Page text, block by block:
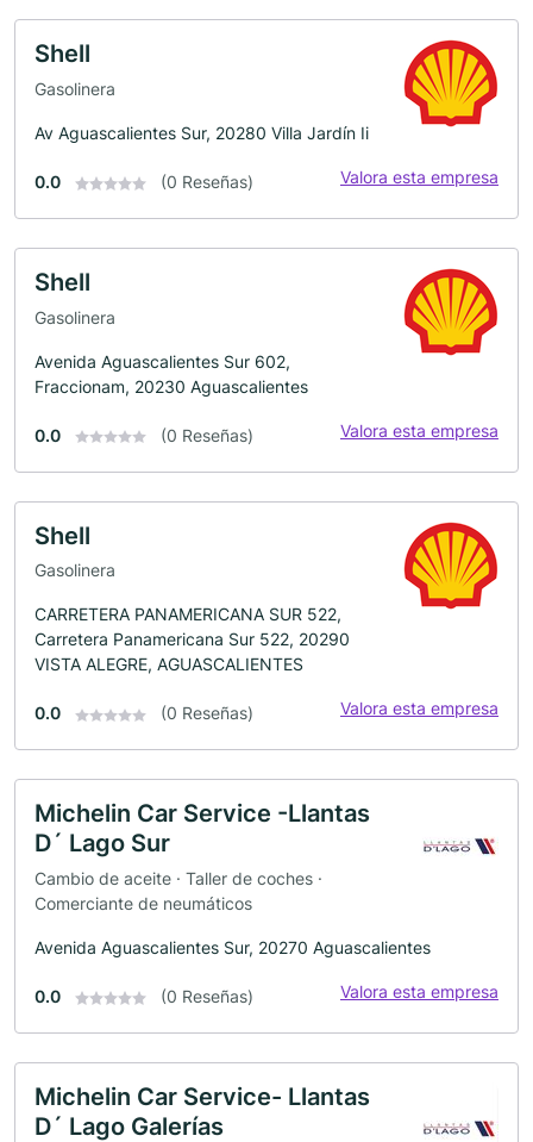
Shell
Gasolinera
Av Aguascalientes Sur, 20280 Villa Jardín Ii
0.0 (0 Reseñas) Valora esta empresa
Shell
Gasolinera
Avenida Aguascalientes Sur 602,
Fraccionam, 20230 Aguascalientes
0.0 (0 Reseñas) Valora esta empresa
Shell
Gasolinera
CARRETERA PANAMERICANA SUR 522,
Carretera Panamericana Sur 522, 20290
VISTA ALEGRE, AGUASCALIENTES
0.0 (0 Reseñas) Valora esta empresa
Michelin Car Service -Llantas
D´ Lago Sur
Cambio de aceite · Taller de coches ·
Comerciante de neumáticos
Avenida Aguascalientes Sur, 20270 Aguascalientes
0.0 (0 Reseñas) Valora esta empresa
Michelin Car Service- Llantas
D´ Lago Galerías